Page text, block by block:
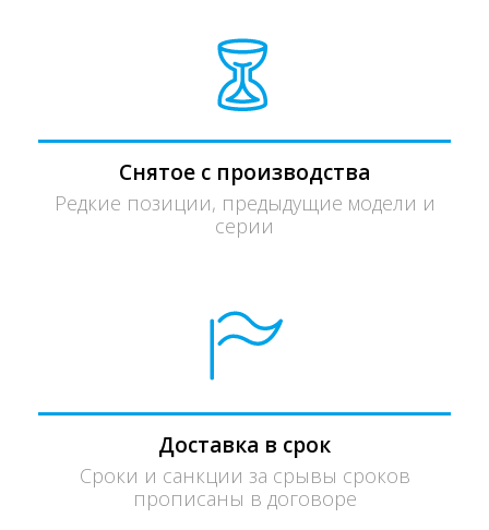
Снятое с производства
Редкие позиции, предыдущие модели и
серии
Доставка в срок
Сроки и санкции за срывы сроков
прописаны в договоре